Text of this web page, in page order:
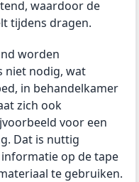
waardoor de
tijdens dragen.
worden
niet nodig, wat
in behandelkamer
zich ook
voor een
Dat is nuttig
op de tape
te gebruiken.